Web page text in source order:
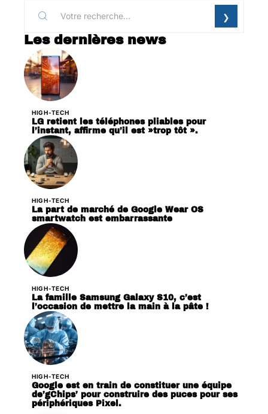
Les dernières news
HIGH-TECH
LG retient les téléphones pliables pour
l’instant, affirme qu’il est »trop tôt ».
HIGH-TECH
La part de marché de Google Wear OS
smartwatch est embarrassante
HIGH-TECH
La famille Samsung Galaxy S10, c’est
l’occasion de mettre la main à la pâte !
HIGH-TECH
Google est en train de constituer une équipe
de’gChips’ pour construire des puces pour ses
périphériques Pixel.